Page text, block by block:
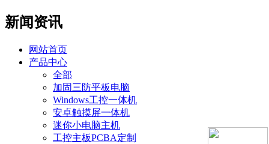
新闻资讯
网站首页
产品中心
全部
加固三防平板电脑
Windows工控一体机
安卓触摸屏一体机
迷你小电脑主机
工控主板PCBA定制